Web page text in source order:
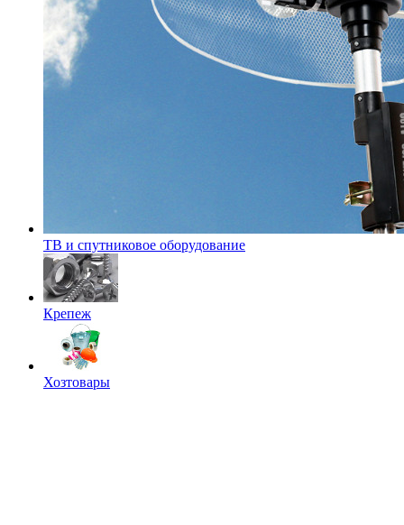
ТВ и спутниковое оборудование
Крепеж
Хозтовары